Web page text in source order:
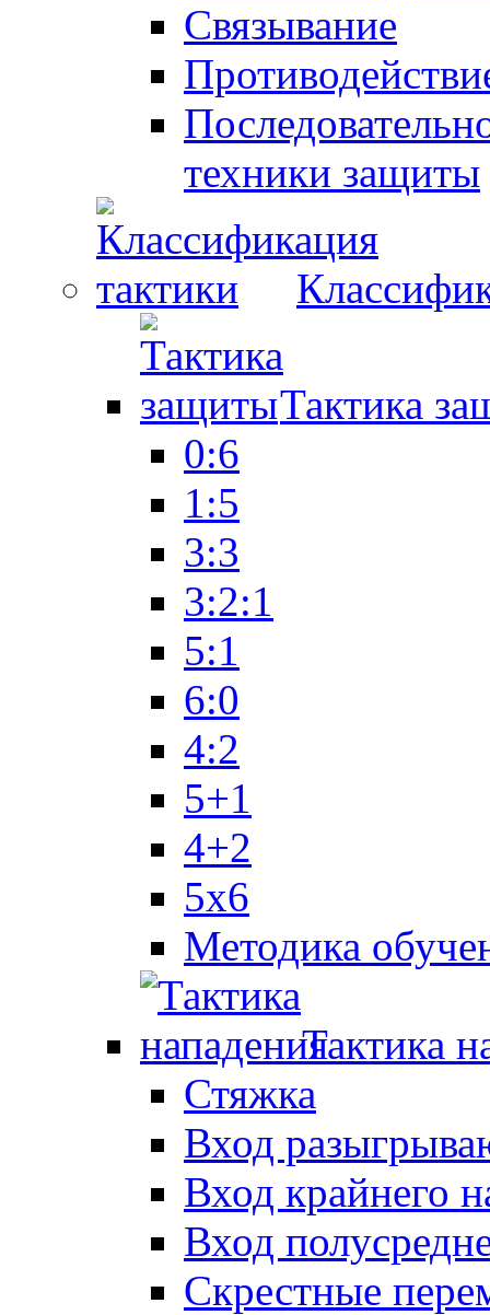
Связывание
техники защиты
Тактика
0:6
1:5
3:3
3:2:1
5:1
6:0
4:2
5+1
4+2
5x6
Методика
Тактика
Стяжка
Вход
Вход крайнего
Вход
Скрестные